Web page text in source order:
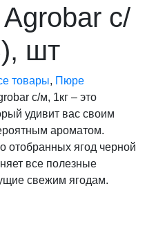
с/
шт
товары, Пюре
с/м, 1кг – это
удивит вас своим
ароматом.
отобранных ягод черной
все полезные
свежим ягодам.